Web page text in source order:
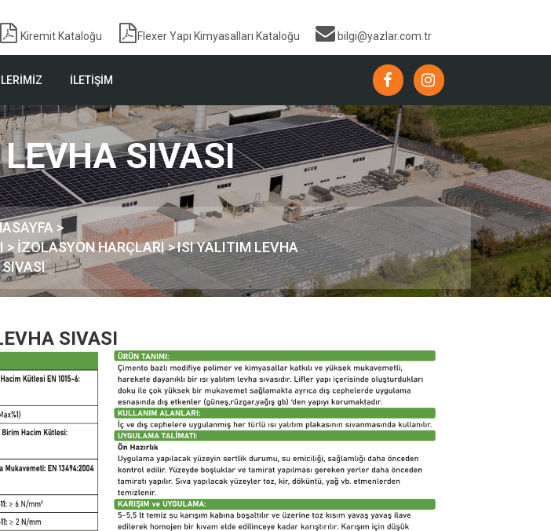
Kiremit Kataloğu Flexer Yapı Kimyasalları Kataloğu bilgi@yazlar.com.tr
İLETİŞİM
SIVASI
>
> İZOLASYON HARÇLARI>ISI YALITIM LEVHA
SIVASI
SIVASI